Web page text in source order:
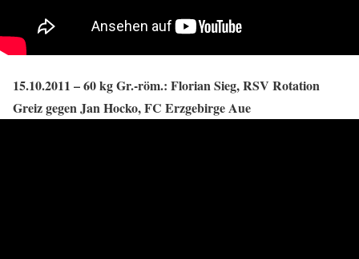
15.10.2011 – 60 kg Gr.-röm.: Florian Sieg, RSV Rotation
Greiz gegen Jan Hocko, FC Erzgebirge Aue